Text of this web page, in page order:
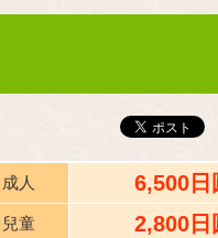
国際スキー場線
成人 6,500日
兒童 2,800日